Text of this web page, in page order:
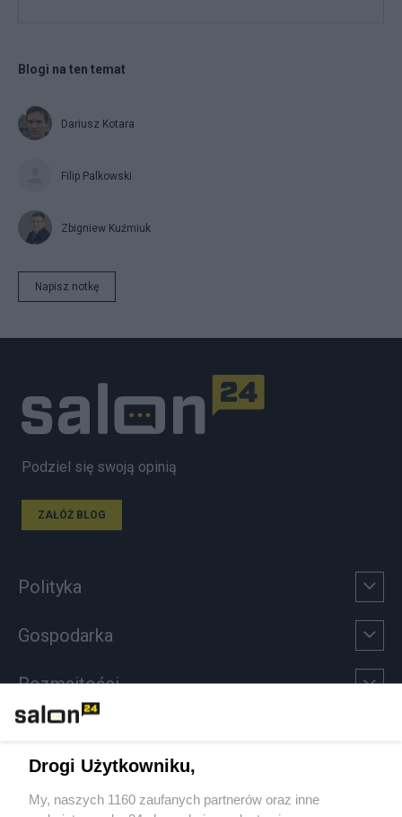
Blogi na ten temat
Dariusz Kotara
Filip Palkowski
Zbigniew Kuźmiuk
Napisz notkę
Podziel się swoją opinią
ZAŁÓŻ BLOG
Polityka
Gospodarka
Rozmaitości
Sport
Drogi Użytkowniku,
My, naszych 1160 zaufanych partnerów oraz inne